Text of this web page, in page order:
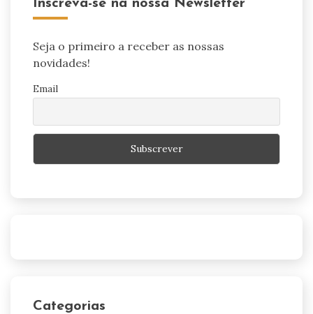
Inscreva-se na nossa Newsletter
Seja o primeiro a receber as nossas
novidades!
Email
Categorias